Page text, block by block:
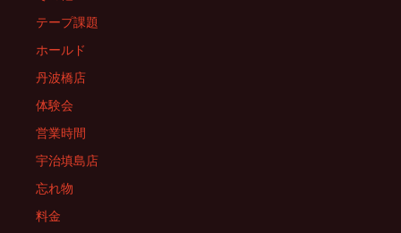
テープ課題
ホールド
丹波橋店
体験会
営業時間
宇治填島店
忘れ物
料金